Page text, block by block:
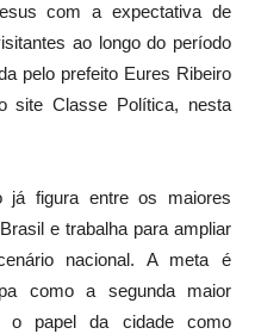
com a expectativa de
ao longo do período
pelo prefeito Eures Ribeiro
site Classe Política, nesta
já figura entre os maiores
e trabalha para ampliar
nacional. A meta é
como a segunda maior
o papel da cidade como